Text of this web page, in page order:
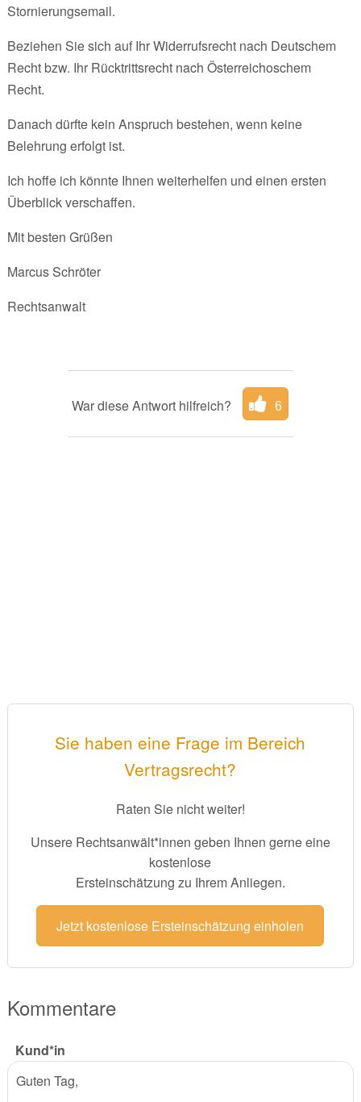
Stornierungsemail.
Beziehen Sie sich auf Ihr Widerrufsrecht nach Deutschem
Recht bzw. Ihr Rücktrittsrecht nach Österreichoschem
Recht.
Danach dürfte kein Anspruch bestehen, wenn keine
Belehrung erfolgt ist.
Ich hoffe ich könnte Ihnen weiterhelfen und einen ersten
Überblick verschaffen.
Mit besten Grüßen
Marcus Schröter
Rechtsanwalt
War diese Antwort hilfreich? 6
Sie haben eine Frage im Bereich
Vertragsrecht?
Raten Sie nicht weiter!
Unsere Rechtsanwält*innen geben Ihnen gerne eine
kostenlose
Ersteinschätzung zu Ihrem Anliegen.
Jetzt kostenlose Ersteinschätzung einholen
Kommentare
Kund*in
Guten Tag,